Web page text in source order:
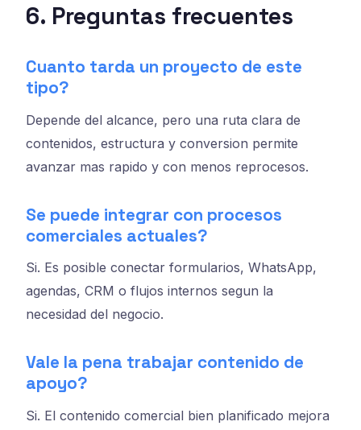
6. Preguntas frecuentes
Cuanto tarda un proyecto de este
tipo?
Depende del alcance, pero una ruta clara de
contenidos, estructura y conversion permite
avanzar mas rapido y con menos reprocesos.
Se puede integrar con procesos
comerciales actuales?
Si. Es posible conectar formularios, WhatsApp,
agendas, CRM o flujos internos segun la
necesidad del negocio.
Vale la pena trabajar contenido de
apoyo?
Si. El contenido comercial bien planificado mejora